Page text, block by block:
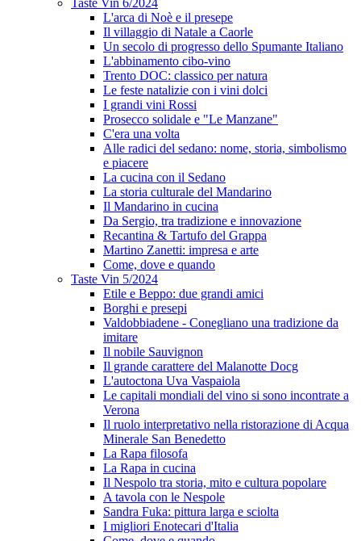
Taste Vin 6/2024
L'arca di Noè e il presepe
Il villaggio di Natale a Caorle
Un secolo di progresso dello Spumante Italiano
L'abbinamento cibo-vino
Trento DOC: classico per natura
Le feste natalizie con i vini dolci
I grandi vini Rossi
Prosecco solidale e "Le Manzane"
C'era una volta
Alle radici del sedano: nome, storia, simbolismo
e piacere
La cucina con il Sedano
La storia culturale del Mandarino
Il Mandarino in cucina
Da Sergio, tra tradizione e innovazione
Recantina & Tartufo del Grappa
Martino Zanetti: impresa e arte
Come, dove e quando
Taste Vin 5/2024
Etile e Beppo: due grandi amici
Borghi e presepi
Valdobbiadene - Conegliano una tradizione da
imitare
Il nobile Sauvignon
Il grande carattere del Malanotte Docg
L'autoctona Uva Vaspaiola
Le capitali mondiali del vino si sono incontrate a
Verona
Il ruolo interpretativo nella ristorazione di Acqua
Minerale San Benedetto
La Rapa filosofa
La Rapa in cucina
Il Nespolo tra storia, mito e cultura popolare
A tavola con le Nespole
Sandra Fuka: pittura larga e sciolta
I migliori Enotecari d'Italia